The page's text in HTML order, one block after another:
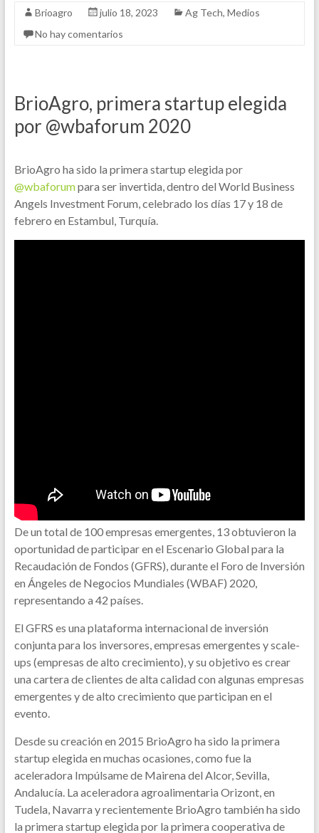
Brioagro julio 18, 2023 Ag Tech, Medios
No hay comentarios
BrioAgro, primera startup elegida
por @wbaforum 2020
BrioAgro ha sido la primera startup elegida por
@wbaforumpara ser invertida, dentro del World Business
Angels Investment Forum, celebrado los días 17 y 18 de
febrero en Estambul, Turquía.
De un total de 100 empresas emergentes, 13 obtuvieron la
oportunidad de participar en el Escenario Global para la
Recaudación de Fondos (GFRS), durante el Foro de Inversión
en Ángeles de Negocios Mundiales (WBAF) 2020,
representando a 42 países.
El GFRS es una plataforma internacional de inversión
conjunta para los inversores, empresas emergentes y scale-
ups (empresas de alto crecimiento), y su objetivo es crear
una cartera de clientes de alta calidad con algunas empresas
emergentes y de alto crecimiento que participan en el
evento.
Desde su creación en 2015 BrioAgro ha sido la primera
startup elegida en muchas ocasiones, como fue la
aceleradora Impúlsame de Mairena del Alcor, Sevilla,
Andalucía. La aceleradora agroalimentaria Orizont, en
Tudela, Navarra y recientemente BrioAgro también ha sido
la primera startup elegida por la primera cooperativa de